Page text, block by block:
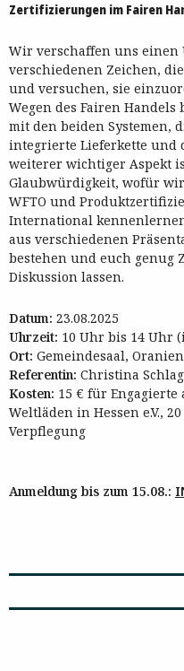
Zertifizierungen im Fairen
Wir verschaffen uns einen
verschiedenen Zeichen,
und versuchen, sie
Wegen des Fairen
mit den beiden Systemen,
integrierte Lieferkette und
weiterer wichtiger Aspekt
Glaubwürdigkeit, wofür
WFTO und
International
aus verschiedenen
bestehen und euch genug
Diskussion lassen.
Datum: 23.08.2025
Uhrzeit: 10 Uhr bis 14 Uhr
Ort: Gemeindesaal,
Referentin: Christina
Kosten: 15 € für
Weltläden in Hessen e.V.,
Verpflegung
Anmeldung bis zum 15.08.: